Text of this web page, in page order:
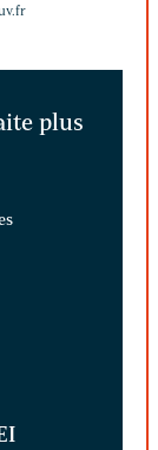
plus